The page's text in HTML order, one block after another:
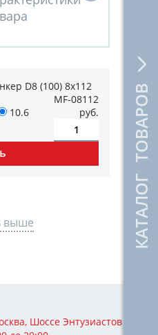
КАТАЛОГ ТОВАРОВ
D8 (100) 8х112
MF-08112
10.6
руб.
выше
Шоссе Энтузиастов 76А,